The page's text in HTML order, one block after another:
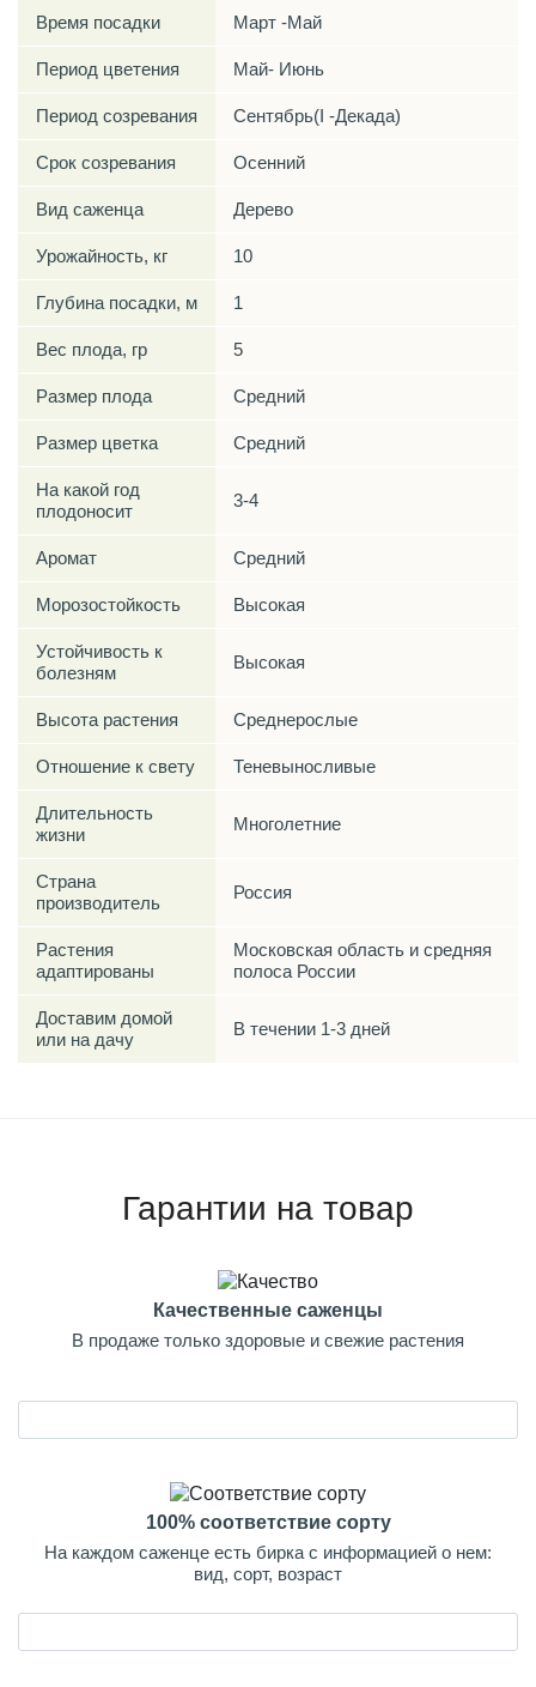
Время посадки Март -Май
Период цветения Май- Июнь
Период созревания Сентябрь(I -Декада)
Срок созревания Осенний
Вид саженца Дерево
Урожайность, кг 10
Глубина посадки, м 1
Вес плода, гр 5
Размер плода Средний
Размер цветка Средний
На какой год
плодоносит
3-4
Аромат Средний
Морозостойкость Высокая
Устойчивость к
болезням
Высокая
Высота растения Среднерослые
Отношение к свету Теневыносливые
Длительность
жизни
Многолетние
Страна
производитель
Россия
Растения
адаптированы
Московская область и средняя
полоса России
Доставим домой
или на дачу
В течении 1-3 дней
Гарантии на товар
Качественные саженцы
В продаже только здоровые и свежие растения
100% соответствие сорту
На каждом саженце есть бирка с информацией о нем:
вид, сорт, возраст